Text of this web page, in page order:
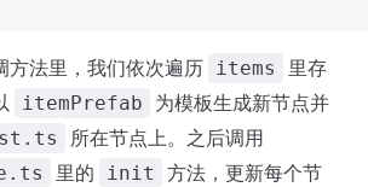
方法里，我们依次遍历 items
里存
itemPrefab
为模板生成新节点并
所在节点上。之后调用
里的 init
方法，更新每个节